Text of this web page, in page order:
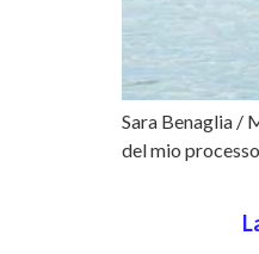
Sara Benaglia /
del mio